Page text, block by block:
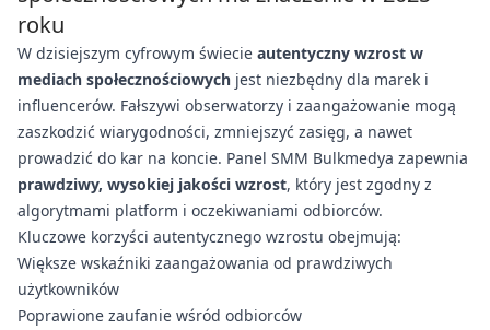
roku
W dzisiejszym cyfrowym świecie autentyczny wzrost w
mediach społecznościowych jest niezbędny dla marek i
influencerów. Fałszywi obserwatorzy i zaangażowanie mogą
zaszkodzić wiarygodności, zmniejszyć zasięg, a nawet
prowadzić do kar na koncie. Panel SMM Bulkmedya zapewnia
prawdziwy, wysokiej jakości wzrost, który jest zgodny z
algorytmami platform i oczekiwaniami odbiorców.
Kluczowe korzyści autentycznego wzrostu obejmują:
Większe wskaźniki zaangażowania od prawdziwych
użytkowników
Poprawione zaufanie wśród odbiorców